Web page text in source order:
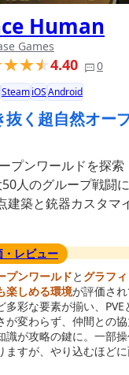
Human
Games
4.40 0
SteamiOSAndroid
抜く超自然オー
プンワールドを探索
人のグループ戦闘
建築と銃器カスタマ
レビュー
プンワールドと グラフ
楽しめる環境が評価さ
多彩な要素が揃い、PVE
が変わらず、仲間との
識が攻略の鍵に。一部
ますが、やり込むほど